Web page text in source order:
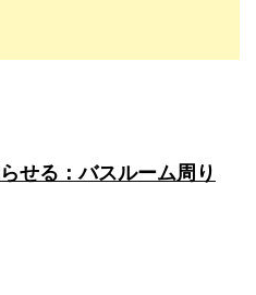
せる：バスルーム周り